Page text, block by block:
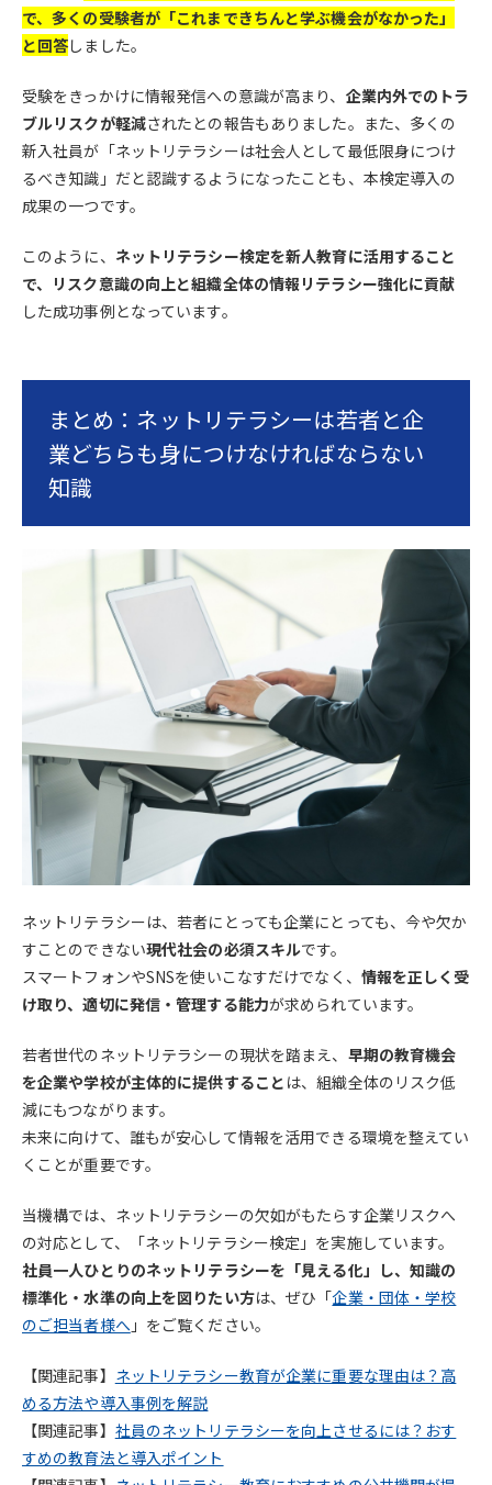
で、多くの受験者が「これまできちんと学ぶ機会がなかった」
と回答しました。
受験をきっかけに情報発信への意識が高まり、 企業内外でのトラ
ブルリスクが軽減されたとの報告もありました。また、多くの
新入社員が「ネットリテラシーは社会人として最低限身につけ
るべき知識」だと認識するようになったことも、本検定導入の
成果の一つです。
このように、 ネットリテラシー検定を新人教育に活用すること
で、リスク意識の向上と組織全体の情報リテラシー強化に貢献
した成功事例となっています。
まとめ：ネットリテラシーは若者と企
業どちらも身につけなければならない
知識
ネットリテラシーは、若者にとっても企業にとっても、今や欠か
すことのできない現代社会の必須スキルです。
スマートフォンやSNSを使いこなすだけでなく、 情報を正しく受
け取り、適切に発信・管理する能力が求められています。
若者世代のネットリテラシーの現状を踏まえ、 早期の教育機会
を企業や学校が主体的に提供すること は、組織全体のリスク低
減にもつながります。
未来に向けて、誰もが安心して情報を活用できる環境を整えてい
くことが重要です。
当機構では、ネットリテラシーの欠如がもたらす企業リスクへ
の対応として、「ネットリテラシー検定」を実施しています。
社員一人ひとりのネットリテラシーを「見える化」し、知識の
標準化・水準の向上を図りたい方は、ぜひ「企業・団体・学校
のご担当者様へ」をご覧ください。
【関連記事】 ネットリテラシー教育が企業に重要な理由は？高
める方法や導入事例を解説
【関連記事】 社員のネットリテラシーを向上させるには？おす
すめの教育法と導入ポイント